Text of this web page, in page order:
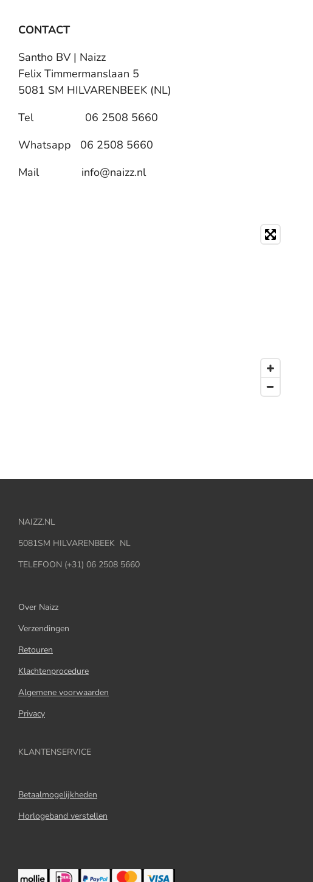
s
p
p
CONTACT
Santho BV | Naizz
Felix Timmermanslaan 5
5081 SM HILVARENBEEK (NL)
Tel 06 2508 5660
Whatsapp 06 2508 5660
Mail info@naizz.nl
NAIZZ.NL
5081SM HILVARENBEEK NL
TELEFOON (+31) 06 2508 5660
Over Naizz
Verzendingen
Retouren
Klachtenprocedure
Algemene voorwaarden
Privacy
KLANTENSERVICE
Betaalmogelijkheden
Horlogeband verstellen